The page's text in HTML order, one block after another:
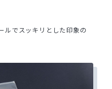
ルでスッキリとした印象の